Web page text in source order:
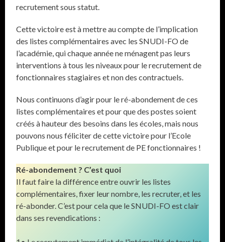
recrutement sous statut.
Cette victoire est à mettre au compte de l’implication
des listes complémentaires avec les SNUDI-FO de
l’académie, qui chaque année ne ménagent pas leurs
interventions à tous les niveaux pour le recrutement de
fonctionnaires stagiaires et non des contractuels.
Nous continuons d’agir pour le ré-abondement de ces
listes complémentaires et pour que des postes soient
créés à hauteur des besoins dans les écoles, mais nous
pouvons nous féliciter de cette victoire pour l’Ecole
Publique et pour le recrutement de PE fonctionnaires !
Ré-abondement ? C’est quoi
Il faut faire la différence entre ouvrir les listes
complémentaires, fixer leur nombre, les recruter, et les
ré-abonder. C’est pour cela que le SNUDI-FO est clair
dans ses revendications :